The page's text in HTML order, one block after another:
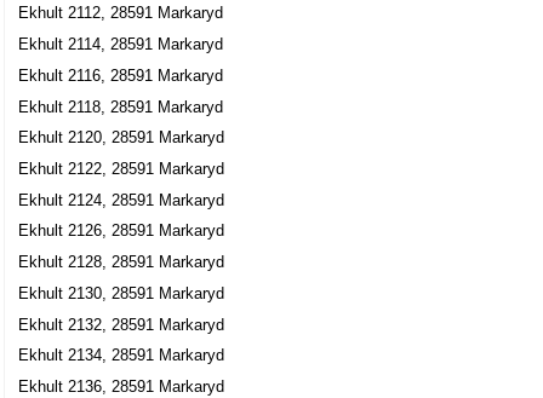
Ekhult 2112, 28591 Markaryd
Ekhult 2114, 28591 Markaryd
Ekhult 2116, 28591 Markaryd
Ekhult 2118, 28591 Markaryd
Ekhult 2120, 28591 Markaryd
Ekhult 2122, 28591 Markaryd
Ekhult 2124, 28591 Markaryd
Ekhult 2126, 28591 Markaryd
Ekhult 2128, 28591 Markaryd
Ekhult 2130, 28591 Markaryd
Ekhult 2132, 28591 Markaryd
Ekhult 2134, 28591 Markaryd
Ekhult 2136, 28591 Markaryd